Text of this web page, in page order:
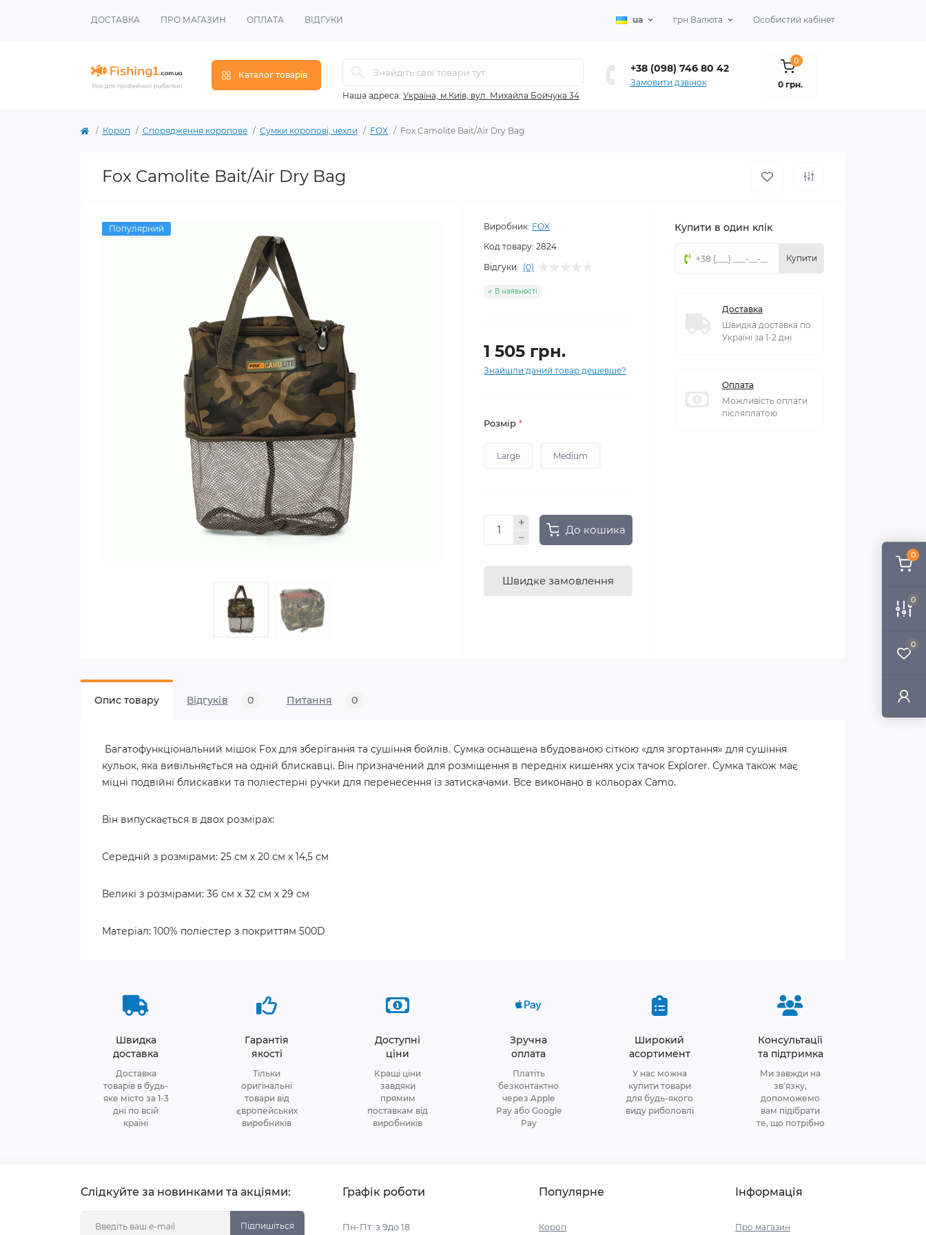
0
0
0
ДОСТАВКА ПРО МАГАЗИН ОПЛАТА ВІДГУКИ ua грн.Валюта Особистий кабінет
Каталог товарів
Наша адреса: Україна, м.Київ, вул. Михайла Бойчука 34
+38 (098) 746 80 42
Замовити дзвінок
0
0 грн.
Короп Спорядження коропове Сумки коропові, чехли FOX Fox Camolite Bait/Air Dry Bag
Fox Camolite Bait/Air Dry Bag
Популярний Виробник: FOX
Код товару: 2824
Відгуки: (0)
В наявності
1 505 грн.
Знайшли даний товар дешевше?
Розмір *
Large Medium
До кошика
Швидке замовлення
Купити в один клік
Купити
Доставка
Швидка доставка по
Україні за 1-2 дні
Оплата
Можливість оплати
післяплатою
Опис товару Відгуків 0 Питання 0
Багатофункціональний мішок Fox для зберігання та сушіння бойлів. Сумка оснащена вбудованою сіткою «для згортання» для сушіння
кульок, яка вивільняється на одній блискавці. Він призначений для розміщення в передніх кишенях усіх тачок Explorer. Сумка також має
міцні подвійні блискавки та поліестерні ручки для перенесення із затискачами. Все виконано в кольорах Camo.
Він випускається в двох розмірах:
Середній з розмірами: 25 см х 20 см х 14,5 см
Великі з розмірами: 36 см х 32 см х 29 см
Матеріал: 100% поліестер з покриттям 500D
Швидка
доставка
Доставка
товарів в будь-
яке місто за 1-3
дні по всій
країні
Гарантія
якості
Тільки
оригінальні
товари від
європейських
виробників
Доступні
ціни
Кращі ціни
завдяки
прямим
поставкам від
виробників
Зручна
оплата
Платіть
безконтактно
через Apple
Pay або Google
Pay
Широкий
асортимент
У нас можна
купити товари
для будь-якого
виду риболовлі
Консультації
та підтримка
Ми завжди на
зв'язку,
допоможемо
вам підібрати
те, що потрібно
Слідкуйте за новинками та акціями:
Підпишіться
Графік роботи
Пн-Пт: з 9до 18
Популярне
Короп
Інформація
Про магазин